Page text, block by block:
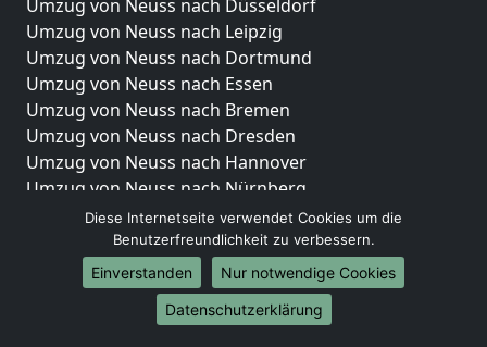
Umzug von Neuss nach Düsseldorf
Umzug von Neuss nach Leipzig
Umzug von Neuss nach Dortmund
Umzug von Neuss nach Essen
Umzug von Neuss nach Bremen
Umzug von Neuss nach Dresden
Umzug von Neuss nach Hannover
Umzug von Neuss nach Nürnberg
Umzug von Neuss nach Duisburg
Umzug von Neuss nach Bochum
Umzug von Neuss nach Wuppertal
Umzug von Neuss nach Bielefeld
Umzug von Neuss nach Bonn
Diese Internetseite verwendet Cookies um die
Benutzerfreundlichkeit zu verbessern.
Einverstanden
Nur notwendige Cookies
Datenschutzerklärung